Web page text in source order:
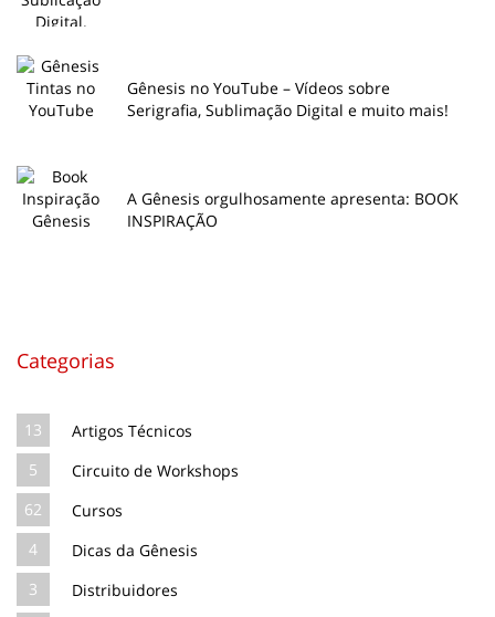
Gênesis no YouTube – Vídeos sobre
Serigrafia, Sublimação Digital e muito mais!
A Gênesis orgulhosamente apresenta: BOOK
INSPIRAÇÃO
Categorias
13
Artigos Técnicos
5
Circuito de Workshops
62
Cursos
4
Dicas da Gênesis
3
Distribuidores